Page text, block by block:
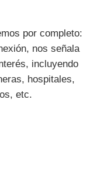
por completo:
nos señala
incluyendo
hospitales,
etc.